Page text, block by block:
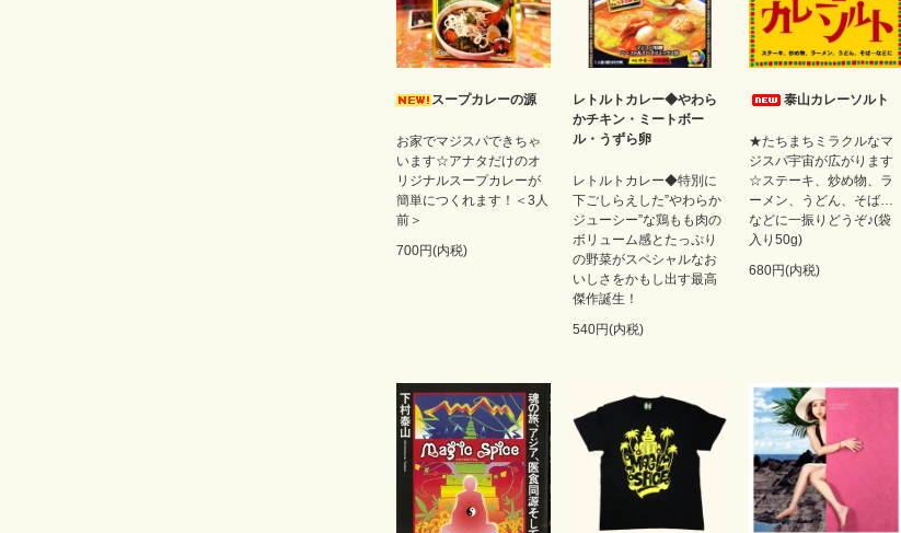
スープカレーの源
お家でマジスパできちゃ
います☆アナタだけのオ
リジナルスープカレーが
簡単につくれます！＜3人
前＞
700円(内税)
レトルトカレー◆やわら
かチキン・ミートボー
ル・うずら卵
レトルトカレー◆特別に
下ごしらえした”やわらか
ジューシー”な鶏もも肉の
ボリューム感とたっぷり
の野菜がスペシャルなお
いしさをかもし出す最高
傑作誕生！
540円(内税)
泰山カレーソルト
★たちまちミラクルなマ
ジスパ宇宙が広がります
☆ステーキ、炒め物、ラ
ーメン、うどん、そば…
などに一振りどうぞ♪(袋
入り50g)
680円(内税)